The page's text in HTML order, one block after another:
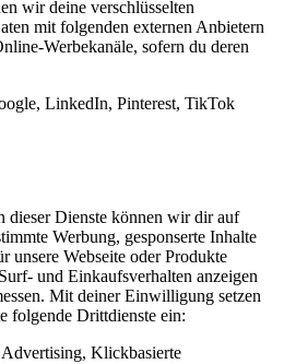
wir deine verschlüsselten
mit folgenden externen Anbietern
Werbekanäle, sofern du deren
LinkedIn, Pinterest, TikTok
dieser Dienste können wir dir auf
Werbung, gesponserte Inhalte
unsere Webseite oder Produkte
und Einkaufsverhalten anzeigen
Mit deiner Einwilligung setzen
folgende Drittdienste ein:
Klickbasierte